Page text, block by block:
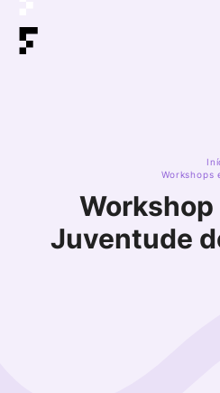
Workshops
Workshop
Juventude